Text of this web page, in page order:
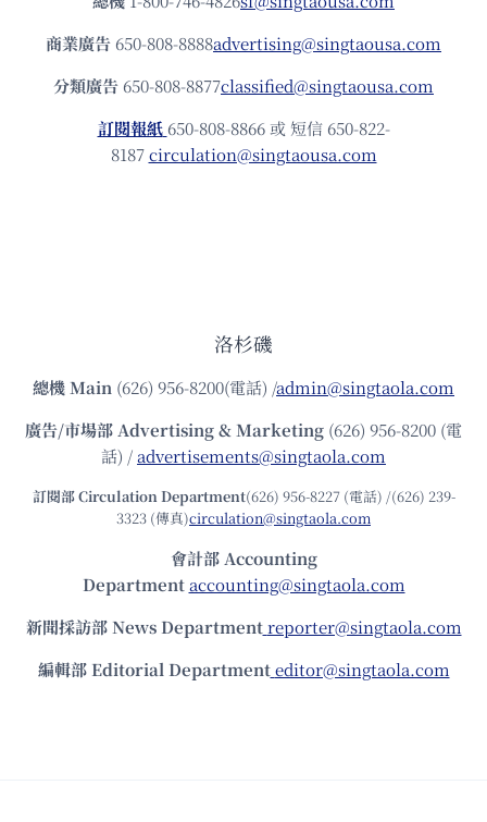
商業廣告 650-808-8888advertising@singtaousa.com
分類廣告 650-808-8877classified@singtaousa.com
訂閱報紙 650-808-8866 或 短信 650-822-
8187circulation@singtaousa.com
洛杉磯
總機Main (626) 956-8200(電話) /admin@singtaola.com
廣告/市場部Advertising & Marketing (626) 956-8200 (電
話) /advertisements@singtaola.com
訂閱部 Circulation Department(626) 956-8227 (電話) /(626) 239-
3323 (傳真)circulation@singtaola.com
會計部 Accounting
Department accounting@singtaola.com
新聞採訪部 News Department reporter@singtaola.com
編輯部 Editorial Department editor@singtaola.com